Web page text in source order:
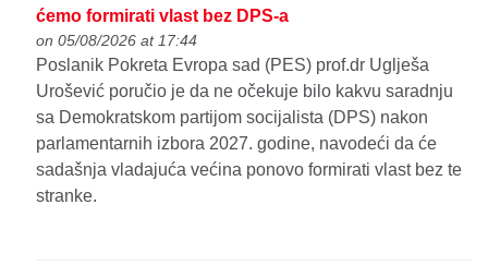
ćemo formirati vlast bez DPS-a
on 05/08/2026 at 17:44
Poslanik Pokreta Evropa sad (PES) prof.dr Uglješa
Urošević poručio je da ne očekuje bilo kakvu saradnju
sa Demokratskom partijom socijalista (DPS) nakon
parlamentarnih izbora 2027. godine, navodeći da će
sadašnja vladajuća većina ponovo formirati vlast bez te
stranke.